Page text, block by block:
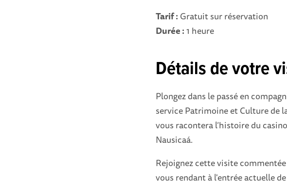
Tarif : Gratuit sur réservation
Durée :1 heure
Détails de votre
Plongez dans le passé en
service Patrimoine et Culture de
vous racontera l’histoire du
Nausicaá.
Rejoignez cette visite
vous rendant à l'entrée actuelle